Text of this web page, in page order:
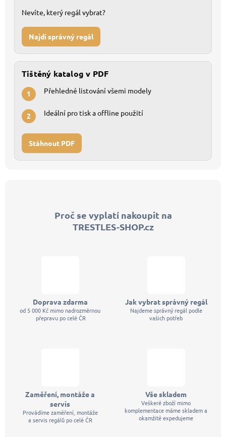
Nevíte, který regál vybrat?
Najdi správný regál
Tištěný katalog v PDF
1 Přehledné listování všemi modely
2 Ideální pro tisk a offline použití
Stáhnout PDF
Proč se vyplatí nakoupit na
TRESTLES-SHOP.cz
Doprava zdarma
od 5 000 Kč mimo nadrozměrnou
přepravu po celé ČR
Jak vybrat správný regál
Najdeme správný regál podle
vašich potřeb
Zaměření, montáže a
servis
Provádíme zaměření, montáže
a servis regálů po celé ČR
Vše skladem
Veškeré zboží mimo
komplementace máme skladem a
okamžitě expedujeme